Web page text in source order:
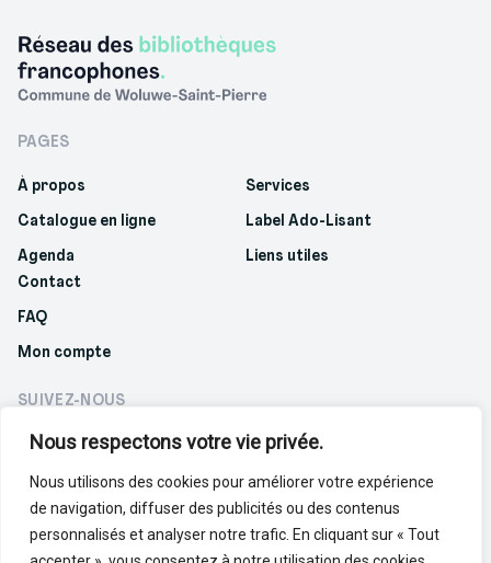
Nous respectons votre vie privée.
Nous utilisons des cookies pour améliorer votre expérience
de navigation, diffuser des publicités ou des contenus
personnalisés et analyser notre trafic. En cliquant sur « Tout
PAGES
À propos
Catalogue en ligne
Agenda
Services
Label Ado-Lisant
Liens utiles
Contact
FAQ
Mon compte
SUIVEZ-NOUS
Politique de confidentialité